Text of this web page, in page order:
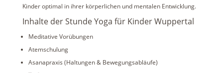
Kinder optimal in ihrer körperlichen und mentalen Entwicklung.
Inhalte der Stunde Yoga für Kinder Wuppertal
Meditative Vorübungen
Atemschulung
Asanapraxis (Haltungen & Bewegungsabläufe)